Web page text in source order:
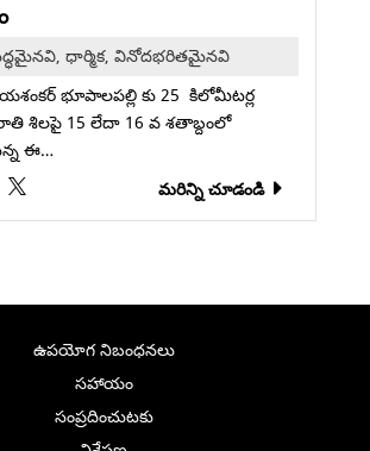
ధార్మిక, వినోదభరితమైనవి
భూపాలపల్లి కు 25 కిలోమీటర్ల
శిలపై 15 లేదా 16 వ శతాబ్దంలో
ఈ…
మరిన్ని చూడండి
ఉపయోగ నిబంధనలు
సహాయం
సంప్రదించుటకు